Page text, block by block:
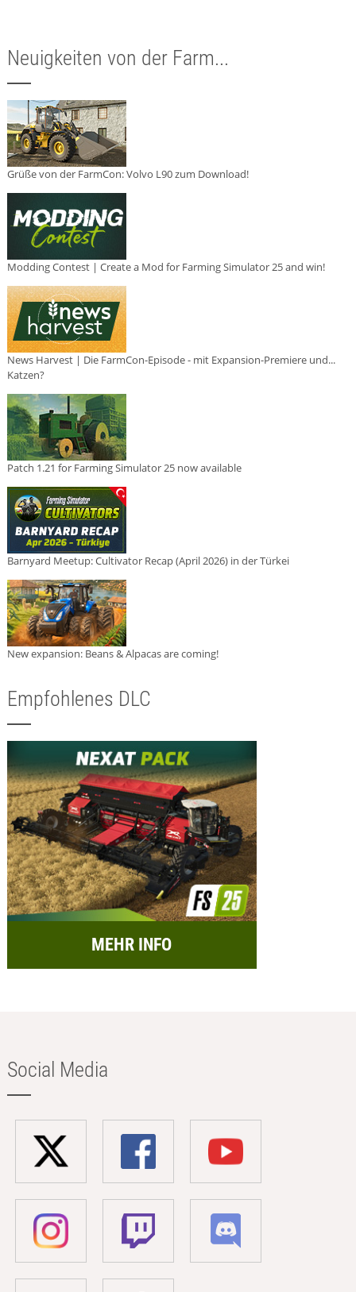
Neuigkeiten von der Farm...
Grüße von der FarmCon: Volvo L90 zum Download!
Modding Contest | Create a Mod for Farming Simulator 25 and win!
News Harvest | Die FarmCon-Episode - mit Expansion-Premiere und...
Katzen?
Patch 1.21 for Farming Simulator 25 now available
Barnyard Meetup: Cultivator Recap (April 2026) in der Türkei
New expansion: Beans & Alpacas are coming!
Empfohlenes DLC
MEHR INFO
Social Media